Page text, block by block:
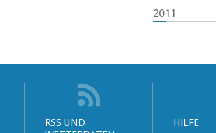
2011
RSS UND
HILFE